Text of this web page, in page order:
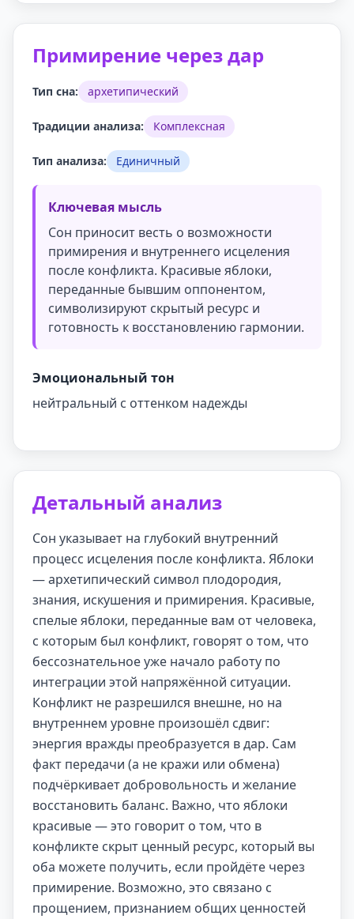
Примирение через дар
Тип сна: архетипический
Традиции анализа: Комплексная
Тип анализа: Единичный
Ключевая мысль
Сон приносит весть о возможности
примирения и внутреннего исцеления
после конфликта. Красивые яблоки,
переданные бывшим оппонентом,
символизируют скрытый ресурс и
готовность к восстановлению гармонии.
Эмоциональный тон
нейтральный с оттенком надежды
Детальный анализ
Сон указывает на глубокий внутренний
процесс исцеления после конфликта. Яблоки
— архетипический символ плодородия,
знания, искушения и примирения. Красивые,
спелые яблоки, переданные вам от человека,
с которым был конфликт, говорят о том, что
бессознательное уже начало работу по
интеграции этой напряжённой ситуации.
Конфликт не разрешился внешне, но на
внутреннем уровне произошёл сдвиг:
энергия вражды преобразуется в дар. Сам
факт передачи (а не кражи или обмена)
подчёркивает добровольность и желание
восстановить баланс. Важно, что яблоки
красивые — это говорит о том, что в
конфликте скрыт ценный ресурс, который вы
оба можете получить, если пройдёте через
примирение. Возможно, это связано с
прощением, признанием общих ценностей